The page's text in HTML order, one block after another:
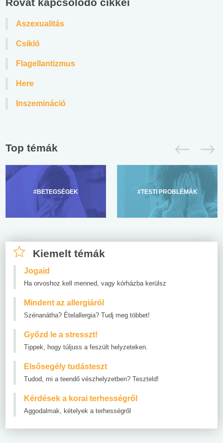
Aszexualitás
Csikló
Flagellantizmus
Here
Inszemináció
Top témák
#BETEGSÉGEK #TESTI PROBLÉMÁK
Kiemelt témák
Jogaid
Ha orvoshoz kell menned, vagy kórházba kerülsz
Mindent az allergiáról
Szénanátha? Ételallergia? Tudj meg többet!
Győzd le a stresszt!
Tippek, hogy túljuss a feszült helyzeteken.
Elsősegély tudásteszt
Tudod, mi a teendő vészhelyzetben? Teszteld!
Kérdések a korai terhességről
Aggodalmak, kételyek a terhességről